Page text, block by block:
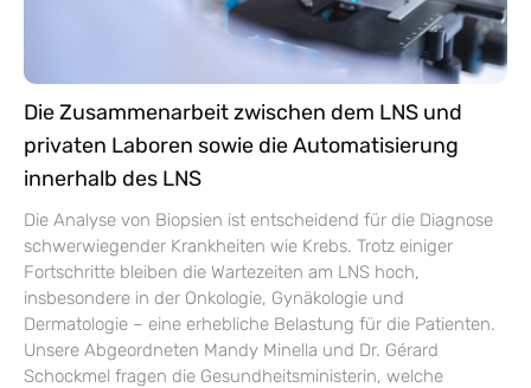
Die Zusammenarbeit zwischen dem LNS und
privaten Laboren sowie die Automatisierung
innerhalb des LNS
Die Analyse von Biopsien ist entscheidend für die Diagnose
schwerwiegender Krankheiten wie Krebs. Trotz einiger
Fortschritte bleiben die Wartezeiten am LNS hoch,
insbesondere in der Onkologie, Gynäkologie und
Dermatologie – eine erhebliche Belastung für die Patienten.
Unsere Abgeordneten Mandy Minella und Dr. Gérard
Schockmel fragen die Gesundheitsministerin, welche